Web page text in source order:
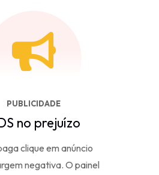
PUBLICIDADE
no prejuízo
clique em anúncio
negativa. O painel